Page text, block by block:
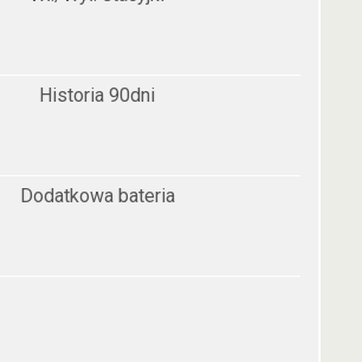
Historia 90dni
Dodatkowa bateria